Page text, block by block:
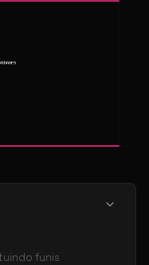
funis